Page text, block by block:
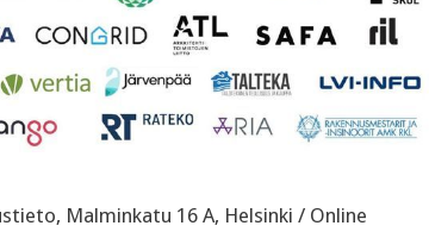
Malminkatu 16 A, Helsinki / Online